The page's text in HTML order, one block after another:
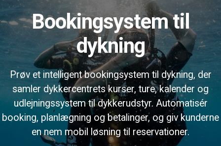
Bookingsystem til
dykning
Prøv et intelligent bookingsystem til dykning, der
samler dykkercentrets kurser, ture, kalender og
udlejningssystem til dykkerudstyr. Automatisér
booking, planlægning og betalinger, og giv kunderne
en nem mobil løsning til reservationer.